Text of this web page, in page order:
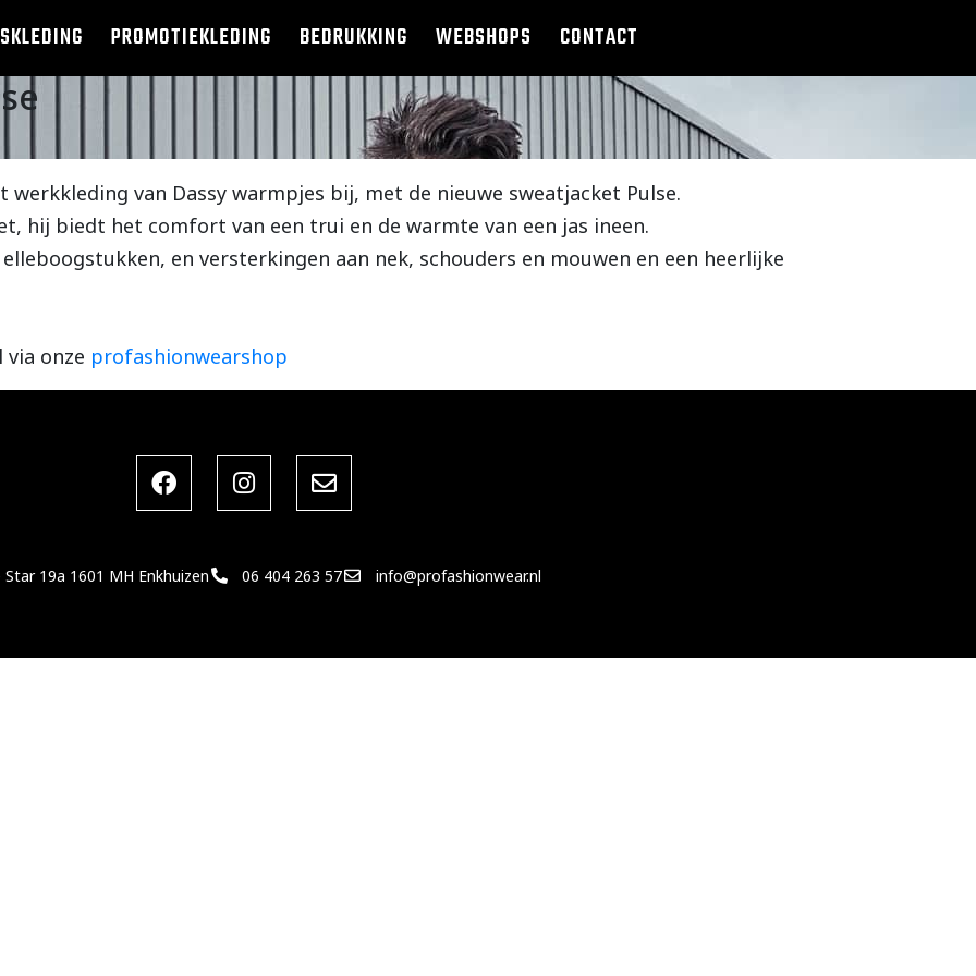
PROMOTIEKLEDING BEDRUKKING WEBSHOPS CONTACT
van Dassy warmpjes bij, met de nieuwe sweatjacket Pulse.
hij biedt het comfort van een trui en de warmte van een jas ineen.
en versterkingen aan nek, schouders en mouwen en een heerlijke
via onze profashionwearshop
Star 19a 1601 MH Enkhuizen 06 404 263 57 info@profashionwear.nl